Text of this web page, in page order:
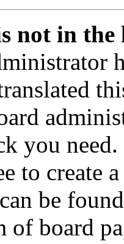
not in the
you
to create
be
of board